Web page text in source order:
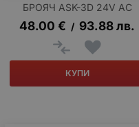
БРОЯЧ ASK-3D 24V AC
48.00 € / 93.88лв.
КУПИ